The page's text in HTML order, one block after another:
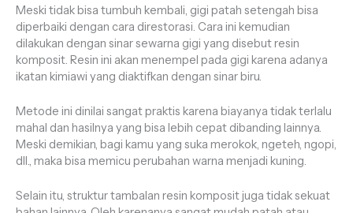
Meski tidak bisa tumbuh kembali, gigi patah setengah bisa
diperbaiki dengan cara direstorasi. Cara ini kemudian
dilakukan dengan sinar sewarna gigi yang disebut resin
komposit. Resin ini akan menempel pada gigi karena adanya
ikatan kimiawi yang diaktifkan dengan sinar biru.
Metode ini dinilai sangat praktis karena biayanya tidak terlalu
mahal dan hasilnya yang bisa lebih cepat dibanding lainnya.
Meski demikian, bagi kamu yang suka merokok, ngeteh, ngopi,
dll., maka bisa memicu perubahan warna menjadi kuning.
Selain itu, struktur tambalan resin komposit juga tidak sekuat